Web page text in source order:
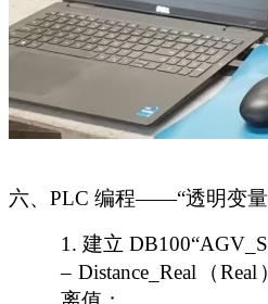
六、 PLC 编程——“透明变
1. 建立
– Distance_Real（